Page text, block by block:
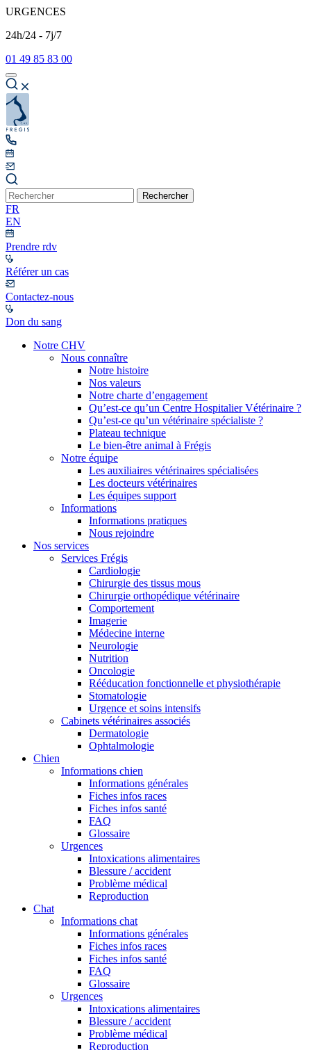
URGENCES
24h/24 - 7j/7
01 49 85 83 00
Rechercher
FR
EN
Prendre rdv
Référer un cas
Contactez-nous
Don du sang
Notre CHV
Nous connaître
Notre histoire
Nos valeurs
Notre charte d’engagement
Qu’est-ce qu’un Centre Hospitalier Vétérinaire ?
Qu’est-ce qu’un vétérinaire spécialiste ?
Plateau technique
Le bien-être animal à Frégis
Notre équipe
Les auxiliaires vétérinaires spécialisées
Les docteurs vétérinaires
Les équipes support
Informations
Informations pratiques
Nous rejoindre
Nos services
Services Frégis
Cardiologie
Chirurgie des tissus mous
Chirurgie orthopédique vétérinaire
Comportement
Imagerie
Médecine interne
Neurologie
Nutrition
Oncologie
Rééducation fonctionnelle et physiothérapie
Stomatologie
Urgence et soins intensifs
Cabinets vétérinaires associés
Dermatologie
Ophtalmologie
Chien
Informations chien
Informations générales
Fiches infos races
Fiches infos santé
FAQ
Glossaire
Urgences
Intoxications alimentaires
Blessure / accident
Problème médical
Reproduction
Chat
Informations chat
Informations générales
Fiches infos races
Fiches infos santé
FAQ
Glossaire
Urgences
Intoxications alimentaires
Blessure / accident
Problème médical
Reproduction